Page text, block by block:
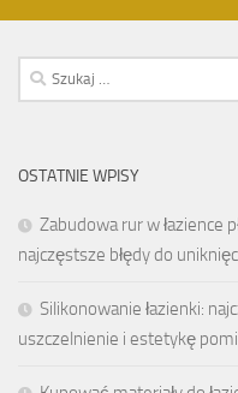
Szukaj:
OSTATNIE WPISY
Zabudowa rur w łazience
najczęstsze błędy do
Silikonowanie łazienki:
uszczelnienie i estetykę